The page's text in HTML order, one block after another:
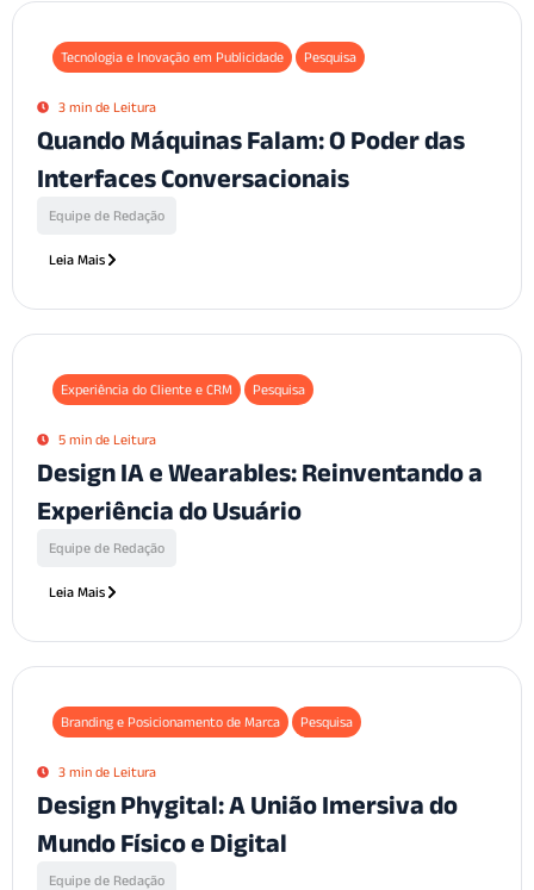
Tecnologia e Inovação em Publicidade Pesquisa
3 min de Leitura
Quando Máquinas Falam: O Poder das
Interfaces Conversacionais
Equipe de Redação
Leia Mais
Experiência do Cliente e CRM Pesquisa
5 min de Leitura
Design IA e Wearables: Reinventando a
Experiência do Usuário
Equipe de Redação
Leia Mais
Branding e Posicionamento de Marca Pesquisa
3 min de Leitura
Design Phygital: A União Imersiva do
Mundo Físico e Digital
Equipe de Redação